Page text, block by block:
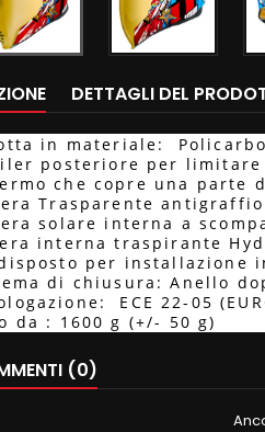
DETTAGLI DEL
in materiale:
posteriore per
che copre una parte
Trasparente
solare interna a
interna traspirante
per installazione
di chiusura: Anello
ECE 22-05
da : 1600 g (+/- 50 g)
(0)